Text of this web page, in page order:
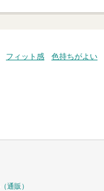
フィット感 色持ちがよい
（通販）